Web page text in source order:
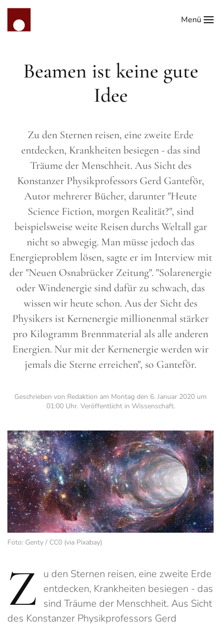
Zum Hauptinhalt springen
Menü
Beamen ist keine gute
Idee
Zu den Sternen reisen, eine zweite Erde
entdecken, Krankheiten besiegen - das sind
Träume der Menschheit. Aus Sicht des
Konstanzer Physikprofessors Gerd Ganteför,
Autor mehrerer Bücher, darunter "Heute
Science Fiction, morgen Realität?", sind
beispielsweise weite Reisen durchs Weltall gar
nicht so abwegig. Man müsse jedoch das
Energieproblem lösen, sagte er im Interview mit
der "Neuen Osnabrücker Zeitung". "Solarenergie
oder Windenergie sind dafür zu schwach, das
wissen wir heute schon. Aus der Sicht des
Physikers ist Kernenergie millionenmal stärker
pro Kilogramm Brennmaterial als alle anderen
Energien. Nur mit der Kernenergie werden wir
jemals die Sterne erreichen", so Ganteför.
Geschrieben von Redaktion am Montag den 6. Januar 2020 um
01:00 Uhr. Veröffentlicht in Wissenschaft.
Foto: Genty / CC0 (via Pixabay)
Z u den Sternen reisen, eine zweite Erde
entdecken, Krankheiten besiegen - das
sind Träume der Menschheit. Aus Sicht
des Konstanzer Physikprofessors Gerd